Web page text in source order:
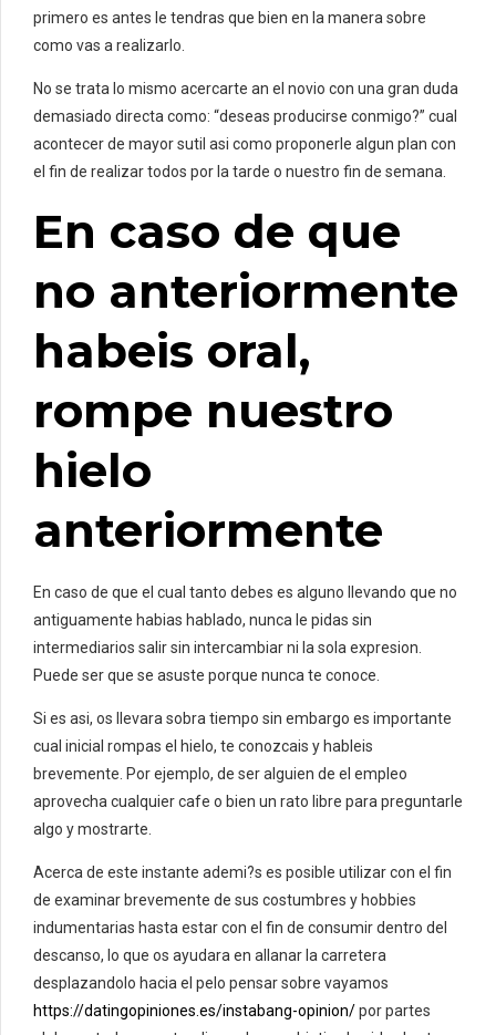
primero es antes le tendras que bien en la manera sobre
como vas a realizarlo.
No se trata lo mismo acercarte an el novio con una gran duda
demasiado directa como: “deseas producirse conmigo?” cual
acontecer de mayor sutil asi­ como proponerle algun plan con
el fin de realizar todos por la tarde o nuestro fin de semana.
En caso de que
no anteriormente
habeis oral,
rompe nuestro
hielo
anteriormente
En caso de que el cual tanto debes es alguno llevando que no
antiguamente habias hablado, nunca le pidas sin
intermediarios salir sin intercambiar ni la sola expresion.
Puede ser que se asuste porque nunca te conoce.
Si es asi, os llevara sobra tiempo sin embargo es importante
cual inicial rompas el hielo, te conozcais y hableis
brevemente. Por ejemplo, de ser alguien de el empleo
aprovecha cualquier cafe o bien un rato libre para preguntarle
algo y mostrarte.
Acerca de este instante ademi?s es posible utilizar con el fin
de examinar brevemente de sus costumbres y hobbies
indumentarias hasta estar con el fin de consumir dentro del
descanso, lo que os ayudara en allanar la carretera
desplazandolo hacia el pelo pensar sobre vayamos
https://datingopiniones.es/instabang-opinion/por partes